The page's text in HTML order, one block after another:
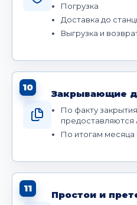
Погрузка
Доставка до
Выгрузка и
10
Закрывающие
По факту
По итогам месяца
11
Простои и